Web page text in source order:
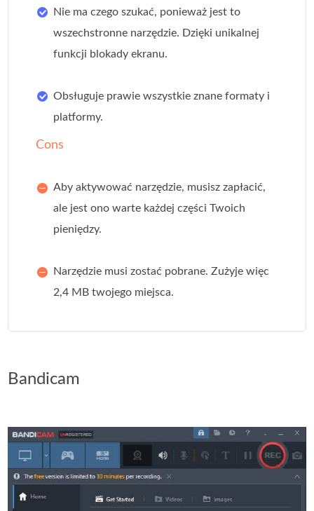
Nie ma czego szukać, ponieważ jest to
wszechstronne narzędzie. Dzięki unikalnej
funkcji blokady ekranu.
Obsługuje prawie wszystkie znane formaty i
platformy.
Cons
Aby aktywować narzędzie, musisz zapłacić,
ale jest ono warte każdej części Twoich
pieniędzy.
Narzędzie musi zostać pobrane. Zużyje więc
2,4 MB twojego miejsca.
Bandicam